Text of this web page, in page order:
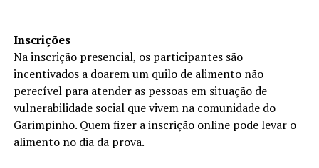
Inscrições
Na inscrição presencial, os participantes são
incentivados a doarem um quilo de alimento não
perecível para atender as pessoas em situação de
vulnerabilidade social que vivem na comunidade do
Garimpinho. Quem fizer a inscrição online pode levar o
alimento no dia da prova.